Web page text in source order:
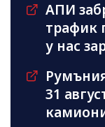
АПИ
трафик
у нас
31